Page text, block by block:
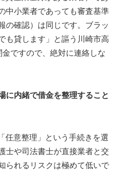
中小業者であっても審査基準
の確認）は同じです。ブラッ
も貸します」と謳う川崎市高
ですので、絶対に連絡しな
に内緒で借金を整理すること
任意整理」という手続きを選
士や司法書士が直接業者と交
られるリスクは極めて低いで